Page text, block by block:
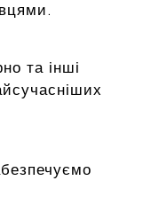
та інші